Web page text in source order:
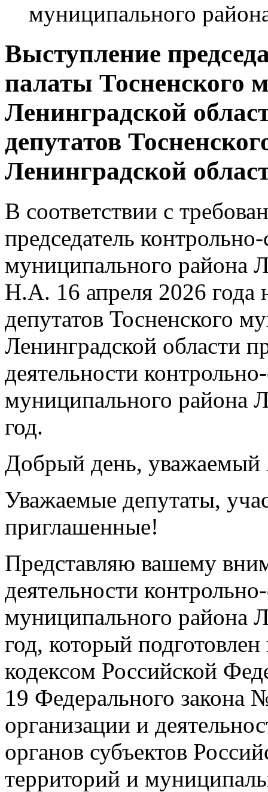
муниципального
Выступление
палаты Тосненского
Ленинградской
депутатов
Ленинградской
В соответствии с
председатель
муниципального района
Н.А. 16 апреля 2026 года
депутатов Тосненского
Ленинградской области
деятельности
муниципального района
год.
Добрый день, уважаемый
Уважаемые депутаты,
приглашенные!
Представляю вашему
деятельности
муниципального района
год, который
кодексом Российской
19 Федерального
организации и
органов субъектов
территорий и